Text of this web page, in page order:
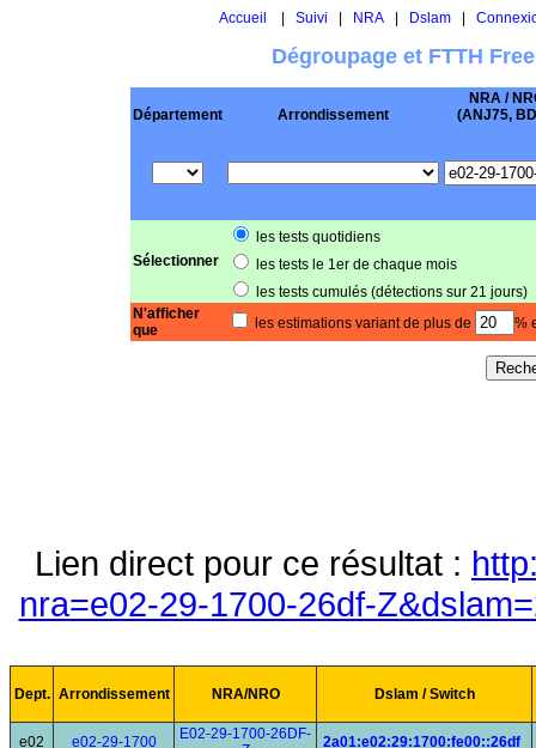
Accueil Suivi NRA| Dslam|
Dégroupage et FTTH
Département Arrondissement
NRA /
(ANJ75,
Sélectionner
les tests quotidiens
les tests le 1er de chaque mois
les tests cumulés (détections sur 21 jours)
N'afficher
que
les estimations variant de plus de %
Lien direct pour ce résultat :
nra=e02-29-1700-26df-
Dept. Arrondissement NRA/NRO Dslam / Switch
e02 e02-29-1700
E02-29-1700-26DF-
2a01:e02:29:1700:fe00::26df